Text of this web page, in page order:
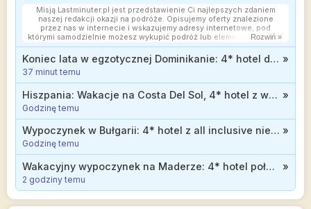
Misją Lastminuter.pl jest przedstawienie Ci najlepszych zdaniem
naszej redakcji okazji na podróże. Opisujemy oferty znalezione
przez nas w internecie i wskazujemy adresy internetowe, pod
którymi samodzielnie możesz wykupić podróż lub elementy podróży.
Ceny w artykułach są aktualne w chwili publikacji. Możemy
otrzymywać wynagrodzenie od partnerów handlowych, do których
Cię przekierowujemy. Nie ma to wpływu na cenę Twojej wycieczki.
Rozwiń »
Koniec lata w egzotycznej Dominikanie: 4* hotel dla dorosłych z all inclusive przy plaży od 5445 zł »
37 minut temu
Hiszpania: Wakacje na Costa Del Sol, 4* hotel z wyżywieniem i basenem na dachu za 2199 zł »
Godzinę temu
Wypoczynek w Bułgarii: 4* hotel z all inclusive niedaleko plaży od 1119 zł »
Godzinę temu
Wakacyjny wypoczynek na Maderze: 4* hotel położony na klifie z wyżywieniem od 2899 zł »
2 godziny temu